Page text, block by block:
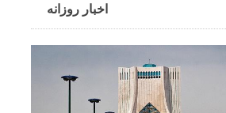
اخبار روزانه